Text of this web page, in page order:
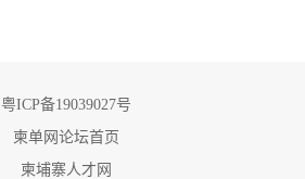
粤ICP备19039027号
柬单网论坛首页
柬埔寨人才网